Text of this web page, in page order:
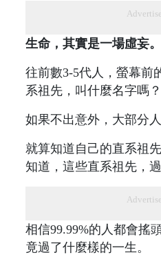
生命，其實是一場虛妄。
往前數3-5代人，螢幕前
系祖先，叫什麼名字嗎？
如果不出意外，大部分人
就算知道自己的直系祖
知道，這些直系祖先，
相信99.99%的人都會搖
竟過了什麼樣的一生。